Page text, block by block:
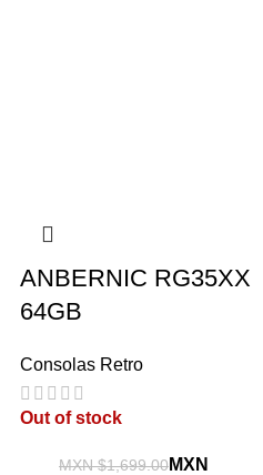
ANBERNIC RG35XX
64GB
Consolas Retro
Out of stock
MXN $1,699.00MXN